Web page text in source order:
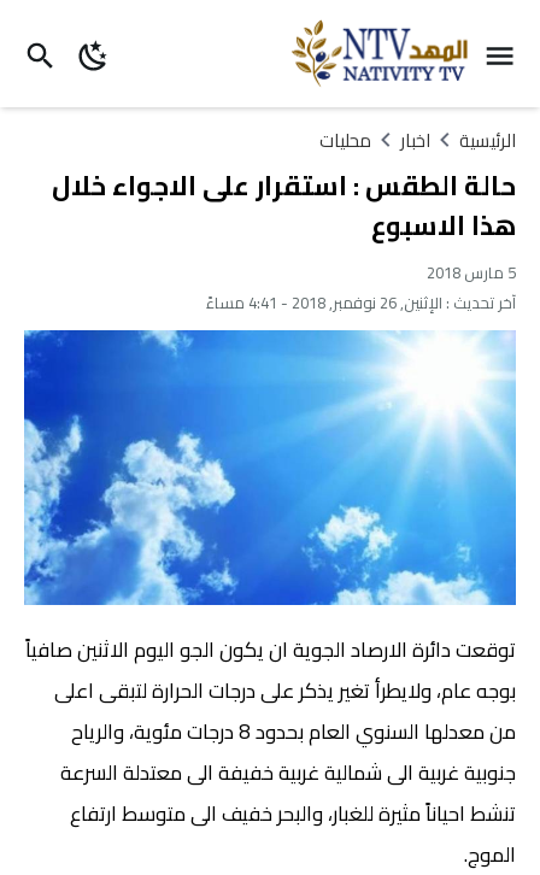
الرئيسية اخبار محليات
حالة الطقس : استقرار على الاجواء خلال
هذا الاسبوع
5 مارس 2018
آخر تحديث : الإثنين, 26 نوفمبر, 2018 - 4:41 مساءً
توقعت دائرة الارصاد الجوية ان يكون الجو اليوم الاثنين صافياً
بوجه عام، ولايطرأ تغير يذكر على درجات الحرارة لتبقى اعلى
من معدلها السنوي العام بحدود 8 درجات مئوية، والرياح
جنوبية غربية الى شمالية غربية خفيفة الى معتدلة السرعة
تنشط احياناً مثيرة للغبار، والبحر خفيف الى متوسط ارتفاع
الموج.